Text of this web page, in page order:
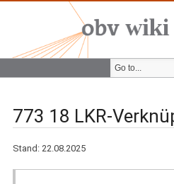
773 18 LKR-
Stand: 22.08.2025